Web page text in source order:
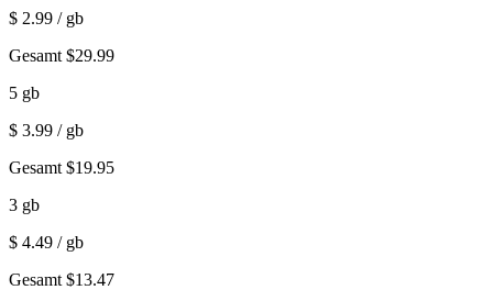
$ 2.99 / gb
Gesamt $29.99
5 gb
$ 3.99 / gb
Gesamt $19.95
3 gb
$ 4.49 / gb
Gesamt $13.47